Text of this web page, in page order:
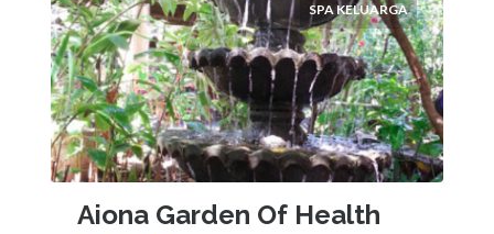
SPA KELUARGA
Aiona Garden Of Health